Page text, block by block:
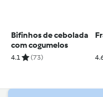
Bifinhos de cebolada
com cogumelos
4.1 (73)